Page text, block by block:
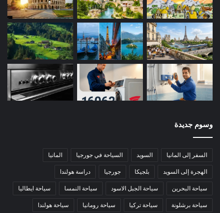
وسوم جديدة
السفر إلى المانيا السويد السياحة في جورجيا المانيا
الهجرة إلى السويد بلجيكا جورجيا دراسة هولندا
سياحة البحرين سياحة الجبل الاسود سياحة النمسا سياحة ايطاليا
سياحة برشلونة سياحة تركيا سياحة رومانيا سياحة هولندا